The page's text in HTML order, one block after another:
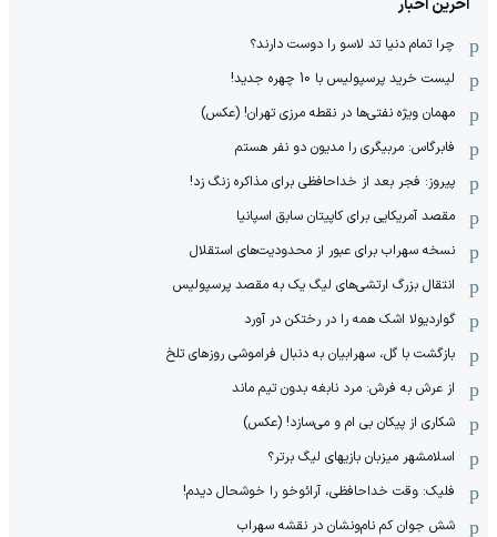
آخرین اخبار
چرا تمام دنیا تد لاسو را دوست دارند؟
لیست خرید پرسپولیس با 10 چهره جدید!
مهمان‌ ویژه نفتی‌ها در نقطه مرزی تهران! (عکس)
فابرگاس: مربیگری را مدیون دو نفر هستم
پیروز: فجر بعد از خداحافظی برای مذاکره زنگ زد!
مقصد آمریکایی برای کاپیتان سابق اسپانیا
نسخه سهراب برای عبور از محدودیت‌های استقلال
انتقال بزرگ ارتشی‌های لیگ یک به مقصد پرسپولیس
گواردیولا اشک همه را در رختکن در آورد
بازگشت با گل، سهرابیان به دنبال فراموشی روزهای تلخ
از عرش به فرش: مرد نابغه‌ بدون تیم ماند
شکاری از پیکان بی ام و می‌سازد! (عکس)
اسلامشهر میزبان بازیهای لیگ برتر؟
فلیک: وقت خداحافظی، آرائوخو را خوشحال دیدم!
شش جوان کم نام‌و‌نشان در نقشه سهراب